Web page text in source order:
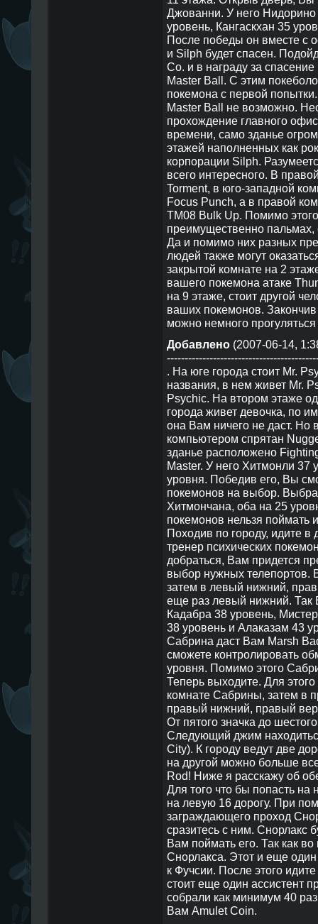
Джованни. У него
уровень, Кангаскхан 35
После победы он вместе с
и Silph будет спасен.
Co. и в награду за
Master Ball. С этим
покемона с первой попытки.
Master Ball не возможно.
прохождение главного
времени, само зданье
этажей наполненных как
корпорации Silph.
всего интересного. В
Torment, в юго-западной
Focus Punch, а в правой
TM08 Bulk Up. Помимо
преимущественно
Да и помимо них разных
людей также могут
закрытой комнате на 2
вашего покемона атаке
на 9 этаже, стоит другой
ваших покемонов.
можно немного
Добавлено(2007-06-14,
. На юге города стоит Mr.
названия, в нем живет Mr.
Psychic. На втором этаже
города живет девочка, по
она Вам ничего не даст. Но
компьютером спрятан
зданье расположено
Master. У него Хитмонли 37
уровня. Победив его, Вы
покемонов на выбор.
Хитмончана, оба на 25
покемонов нельзя поймать
Походив по городу, идите
тренер психических
добраться, Вам придется
выбор нужных телепортов.
затем в левый нижний,
еще раз левый нижний. Так
Кадабра 38 уровень,
38 уровень и Алаказам 43
Сабрина даст Вам Marsh
сможете контролировать
уровня. Помимо этого
Теперь выходите. Для
комнате Сабрины, затем в
правый нижний, правый
От пятого значка до
Следующий джим
City). К городу ведут две
на другой можно больше
Rod! Ниже я расскажу об
Для того что бы попасть на
на левую 16 дорогу. При
заграждающего проход
сразитесь с ним. Снорлакс
Вам поймать его. Так как во
Снорлакса. Этот и еще
к Фучсии. После этого
стоит еще один ассистент
собрали как минимум 40
Вам Amulet Coin.